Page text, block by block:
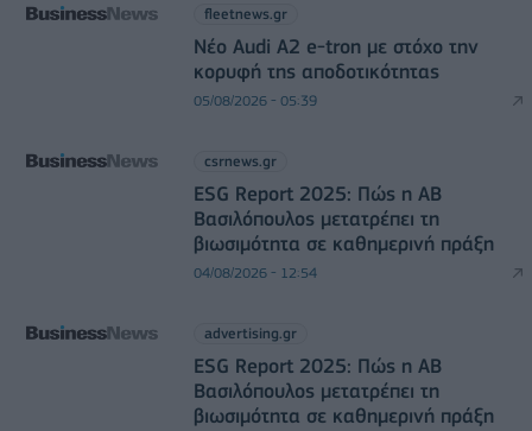
fleetnews.gr
Νέο Audi A2 e-tron με στόχο την
κορυφή της αποδοτικότητας
05/08/2026 - 05:39
csrnews.gr
ESG Report 2025: Πώς η ΑΒ
Βασιλόπουλος μετατρέπει τη
βιωσιμότητα σε καθημερινή πράξη
04/08/2026 - 12:54
advertising.gr
ESG Report 2025: Πώς η ΑΒ
Βασιλόπουλος μετατρέπει τη
βιωσιμότητα σε καθημερινή πράξη